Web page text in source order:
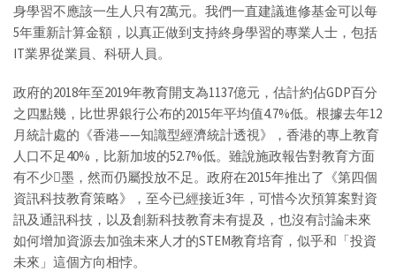
身學習不應該一生人只有2萬元。我們一直建議進修基金可以每
5年重新計算金額，以真正做到支持終身學習的專業人士，包括
IT業界從業員、科研人員。
政府的2018年至2019年教育開支為1137億元，估計約佔GDP百分
之四點幾，比世界銀行公布的2015年平均值4.7%低。根據去年12
月統計處的《香港——知識型經濟統計透視》，香港的專上教育
人口不足40%，比新加坡的52.7%低。雖說施政報告對教育方面
有不少墨，然而仍屬投放不足。政府在2015年推出了《第四個
資訊科技教育策略》，至今已經接近3年，可惜今次預算案對資
訊及通訊科技，以及創新科技教育未有提及，也沒有討論未來
如何增加資源去加強未來人才的STEM教育培育，似乎和「投資
未來」這個方向相悖。